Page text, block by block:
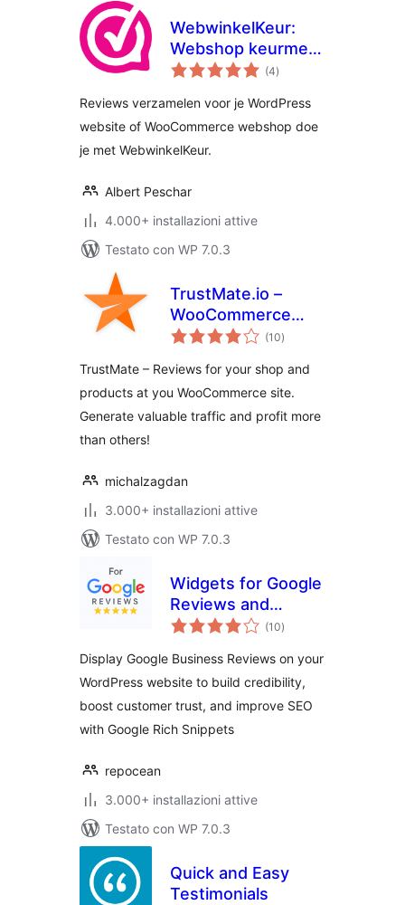
WebwinkelKeur:
Webshop keurmerk
& reviews for
(4valutazioni
totali
)
Reviews verzamelen voor je WordPress
website of WooCommerce webshop doe
je met WebwinkelKeur.
Albert Peschar
4.000+ installazioni attive
Testato con WP 7.0.3
TrustMate.io –
WooCommerce
integration
(10valutazioni
totali
)
TrustMate – Reviews for your shop and
products at you WooCommerce site.
Generate valuable traffic and profit more
than others!
michalzagdan
3.000+ installazioni attive
Testato con WP 7.0.3
Widgets for Google
Reviews and
Ratings
(10valutazioni
totali
)
Display Google Business Reviews on your
WordPress website to build credibility,
boost customer trust, and improve SEO
with Google Rich Snippets
repocean
3.000+ installazioni attive
Testato con WP 7.0.3
Quick and Easy
Testimonials